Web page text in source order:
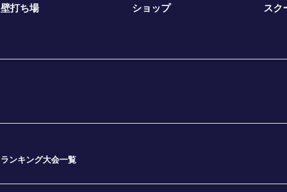
壁打ち場 ショップ スク
ランキング大会一覧